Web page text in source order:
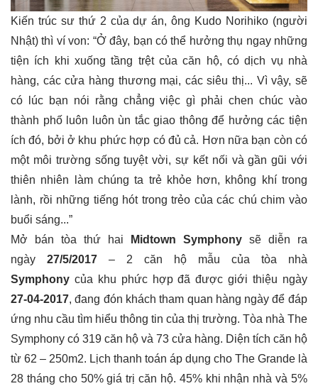
Kiến trúc sư thứ 2 của dự án, ông Kudo Norihiko (người
Nhật) thì ví von: “Ở đây, bạn có thể hưởng thụ ngay những
tiện ích khi xuống tầng trệt của căn hộ, có dịch vụ nhà
hàng, các cửa hàng thương mại, các siêu thị... Vì vậy, sẽ
có lúc bạn nói rằng chẳng việc gì phải chen chúc vào
thành phố luôn luôn ùn tắc giao thông để hưởng các tiện
ích đó, bởi ở khu phức hợp có đủ cả. Hơn nữa bạn còn có
một môi trường sống tuyệt vời, sự kết nối và gần gũi với
thiên nhiên làm chúng ta trẻ khỏe hơn, không khí trong
lành, rồi những tiếng hót trong trẻo của các chú chim vào
buổi sáng...”
Mở bán tòa thứ hai
Midtown Symphony sẽ diễn ra
ngày 27/5/2017 – 2 căn hộ mẫu của tòa nhà
Symphony của khu phức hợp đã được giới thiệu ngày
27-04-2017, đang đón khách tham quan hàng ngày để đáp
ứng nhu cầu tìm hiểu thông tin của thị trường. Tòa nhà The
Symphony có 319 căn hộ và 73 cửa hàng. Diện tích căn hộ
từ 62 – 250m2. Lịch thanh toán áp dụng cho The Grande là
28 tháng cho 50% giá trị căn hộ. 45% khi nhận nhà và 5%